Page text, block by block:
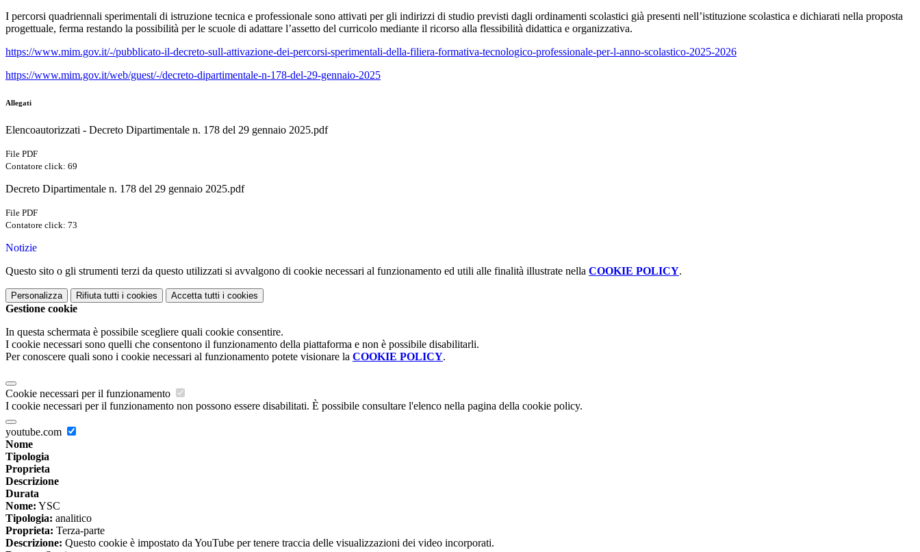
I percorsi quadriennali sperimentali di istruzione tecnica e professionale sono attivati per gli indirizzi di studio previsti dagli ordinamenti scolastici già presenti nell’istituzione scolastica e dichiarati nella proposta
progettuale, ferma restando la possibilità per le scuole di adattare l’assetto del curricolo mediante il ricorso alla flessibilità didattica e organizzativa.
https://www.mim.gov.it/-/pubblicato-il-decreto-sull-attivazione-dei-percorsi-sperimentali-della-filiera-formativa-tecnologico-professionale-per-l-anno-scolastico-2025-2026
https://www.mim.gov.it/web/guest/-/decreto-dipartimentale-n-178-del-29-gennaio-2025
Allegati
Elencoautorizzati - Decreto Dipartimentale n. 178 del 29 gennaio 2025.pdf
File PDF
Contatore click: 69
Decreto Dipartimentale n. 178 del 29 gennaio 2025.pdf
File PDF
Contatore click: 73
Notizie
Questo sito o gli strumenti terzi da questo utilizzati si avvalgono di cookie necessari al funzionamento ed utili alle finalità illustrate nella COOKIE POLICY.
Personalizza Rifiuta tutti i cookies Accetta tutti i cookies
Gestione cookie
In questa schermata è possibile scegliere quali cookie consentire.
I cookie necessari sono quelli che consentono il funzionamento della piattaforma e non è possibile disabilitarli.
Per conoscere quali sono i cookie necessari al funzionamento potete visionare la COOKIE POLICY.
Cookie necessari per il funzionamento
I cookie necessari per il funzionamento non possono essere disabilitati. È possibile consultare l'elenco nella pagina della cookie policy.
youtube.com
Nome
Tipologia
Proprieta
Descrizione
Durata
Nome: YSC
Tipologia: analitico
Proprieta: Terza-parte
Descrizione: Questo cookie è impostato da YouTube per tenere traccia delle visualizzazioni dei video incorporati.